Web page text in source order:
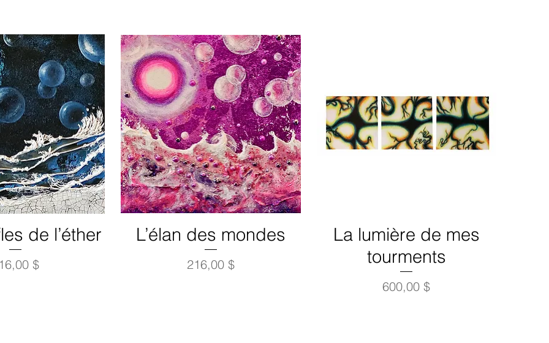
de l’éther
$
L’élan des mondes
Prix
216,00 $
La lumière de mes
tourments
Prix
600,00 $